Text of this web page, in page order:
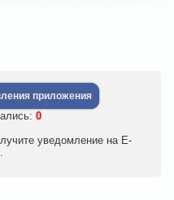
приложения
0
уведомление на E-